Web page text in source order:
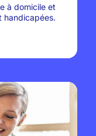
à domicile et
handicapées.